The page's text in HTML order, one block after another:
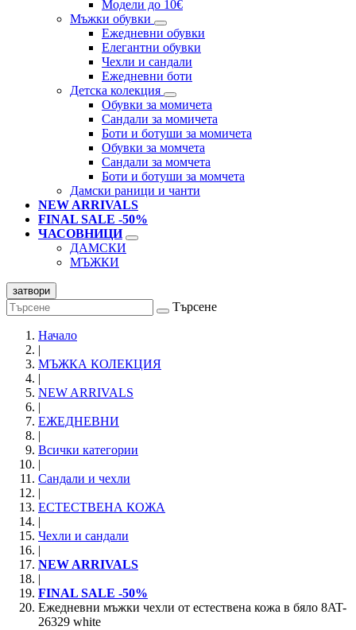
Модели до 10€
Мъжки обувки
Ежедневни обувки
Елегантни обувки
Чехли и сандали
Ежедневни боти
Детска колекция
Обувки за момичета
Сандали за момичета
Боти и ботуши за момичета
Обувки за момчета
Сандали за момчета
Боти и ботуши за момчета
Дамски раници и чанти
NEW ARRIVALS
FINAL SALE -50%
ЧАСОВНИЦИ
ДАМСКИ
МЪЖКИ
затвори
Търсене
Начало
|
МЪЖКА КОЛЕКЦИЯ
|
NEW ARRIVALS
|
ЕЖЕДНЕВНИ
|
Всички категории
|
Сандали и чехли
|
ЕСТЕСТВЕНА КОЖА
|
Чехли и сандали
|
NEW ARRIVALS
|
FINAL SALE -50%
Ежедневни мъжки чехли от естествена кожа в бяло 8AT-
26329 white